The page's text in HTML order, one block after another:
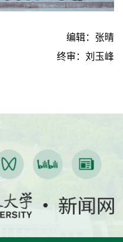
编辑：张晴
终审：刘玉峰